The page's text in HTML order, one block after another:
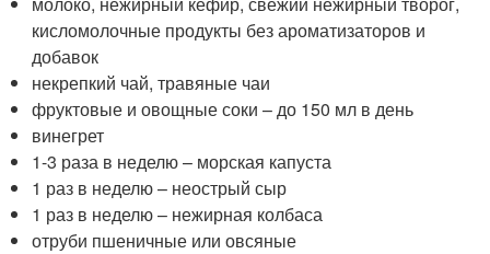
кисломолочные продукты без ароматизаторов и
добавок
некрепкий чай, травяные чаи
фруктовые и овощные соки – до 150 мл в день
винегрет
1-3 раза в неделю – морская капуста
1 раз в неделю – неострый сыр
1 раз в неделю – нежирная колбаса
отруби пшеничные или овсяные